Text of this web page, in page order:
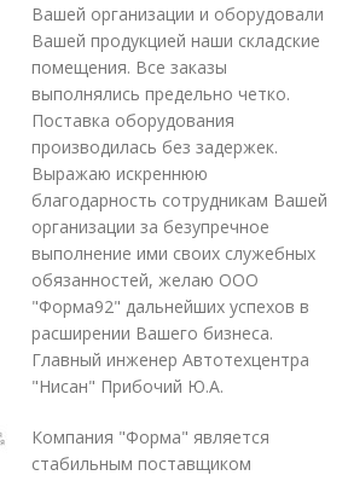
Вашей организации и оборудовали
Вашей продукцией наши складские
помещения. Все заказы
выполнялись предельно четко.
Поставка оборудования
производилась без задержек.
Выражаю искреннюю
благодарность сотрудникам Вашей
организации за безупречное
выполнение ими своих служебных
обязанностей, желаю ООО
"Форма92" дальнейших успехов в
расширении Вашего бизнеса.
Главный инженер Автотехцентра
"Нисан" Прибочий Ю.А.
Компания "Форма" является
стабильным поставщиком